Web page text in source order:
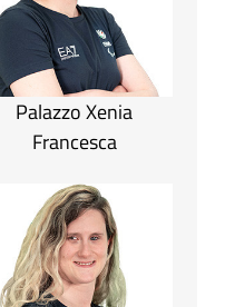
Palazzo Xenia
Francesca